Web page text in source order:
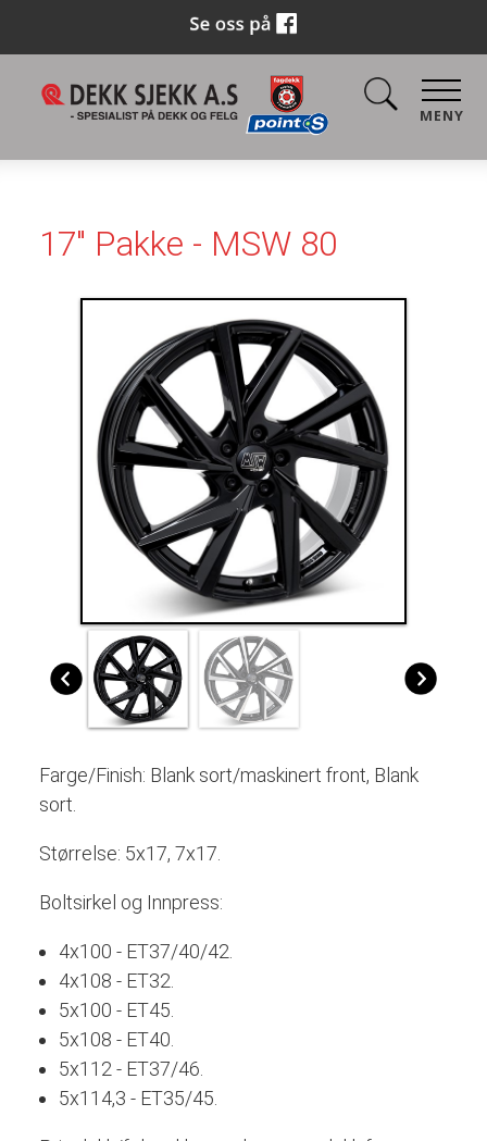
MENY
17" Pakke - MSW 80
Farge/Finish: Blank sort/maskinert front, Blank
sort
Størrelse: 5x17, 7x17.
Boltsirkel og Innpress:
4x100 - ET37/40/42.
4x108 - ET32.
5x100 - ET45.
5x108 - ET40.
5x112 - ET37/46.
5x114,3 - ET35/45.